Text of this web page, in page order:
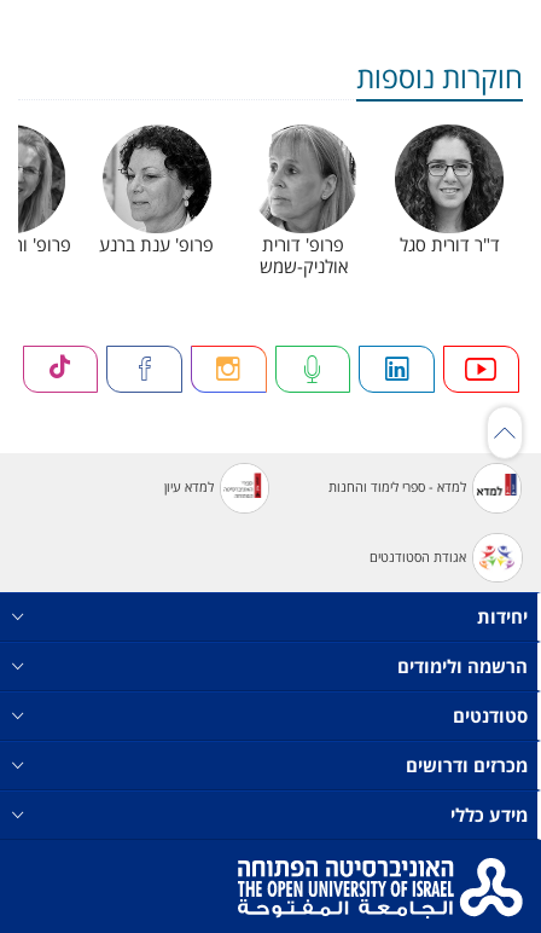
חוקרות נוספות
ד"ר דורית סגל
פרופ' דורית
אולניק-שמש
פרופ' ענת ברנע פרופ'
למדא - ספרי לימוד והחנות למדא עיון
אגודת הסטודנטים
יחידות
הרשמה ולימודים
סטודנטים
מכרזים ודרושים
מידע כללי